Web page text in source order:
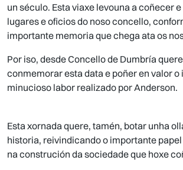
un século. Esta viaxe levouna a coñecer
lugares e oficios do noso concello,
importante memoria que chega ata os
Por iso, desde Concello de Dumbría
conmemorar esta data e poñer en valor
minucioso labor realizado por Anderson.
Esta xornada quere, tamén, botar unha
historia, reivindicando o importante
na construción da sociedade que hoxe